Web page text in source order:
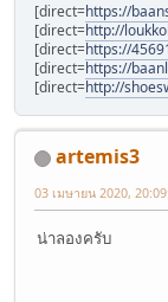
[direct=https://
[direct=http://
[direct=https://
[direct=https://
[direct=http://
artemis3
03 เมษายน 2020,
น่าลองครับ